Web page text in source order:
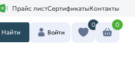
Прайс листСертификатыКонтакты
Найти Войти
0 0